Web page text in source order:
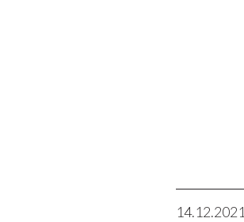
14.12.2021